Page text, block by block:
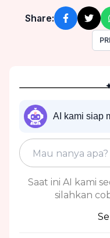
Share:
AI kami siap
Saat ini AI kami
silahkan